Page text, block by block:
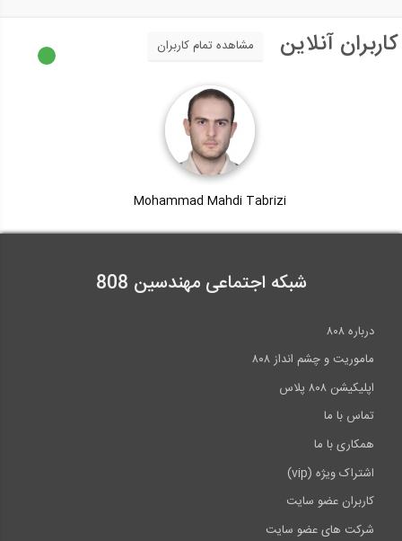
کاربران آنلاین مشاهده تمام کاربران
Mohammad Mahdi Tabrizi
شبکه اجتماعی مهندسین 808
درباره ۸۰۸
ماموریت و چشم انداز ۸۰۸
اپلیکیشن ۸۰۸ پلاس
تماس با ما
همکاری با ما
اشتراک ویژه (vip)
کاربران عضو سایت
شرکت های عضو سایت